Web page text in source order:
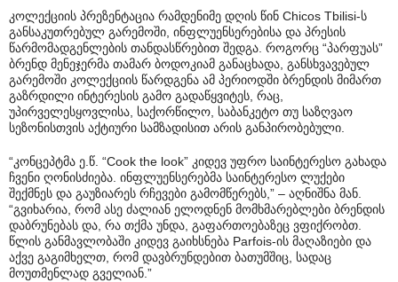
კოლექციის პრეზენტაცია რამდენიმე დღის წინ Chicos Tbilisi-ს
განსაკუთრებულ გარემოში, ინფლუენსერებისა და პრესის
წარმომადგენლების თანდასწრებით შედგა. როგორც “პარფუას”
ბრენდ მენეჯერმა თამარ ბოდოკიამ განაცხადა, განსხვავებულ
გარემოში კოლექციის წარდგენა ამ პერიოდში ბრენდის მიმართ
გაზრდილი ინტერესის გამო გადაწყვიტეს, რაც,
უპირველესყოვლისა, საქორწილო, საბანკეტო თუ საზღვაო
სეზონისთვის აქტიური სამზადისით არის განპირობებული.
“კონცეპტმა ე.წ. “Cook the look” კიდევ უფრო საინტერესო გახადა
ჩვენი ღონისძიება. ინფლუენსერებმა საინტერესო ლუქები
შექმნეს და გაუზიარეს რჩევები გამომწერებს,” – აღნიშნა მან.
“გვიხარია, რომ ასე ძალიან ელოდნენ მომხმარებლები ბრენდის
დაბრუნებას და, რა თქმა უნდა, გაფართოებაზეც ვფიქრობთ.
წლის განმავლობაში კიდევ გაიხსნება Parfois-ის მაღაზიები და
აქვე გაგიმხელთ, რომ დავბრუნდებით ბათუმშიც, სადაც
მოუთმენლად გველიან.”